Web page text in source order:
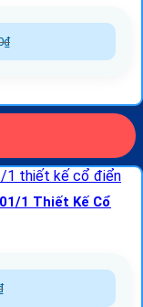
₫
1 Thiết Kế Cổ